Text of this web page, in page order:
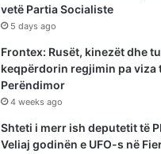
vetë Partia Socialiste
5 days ago
Frontex: Rusët, kinezët dhe
keqpërdorin regjimin pa viza
Perëndimor
4 weeks ago
Shteti i merr ish deputetit të
Veliaj godinën e UFO-s në